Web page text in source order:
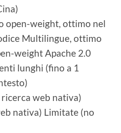
open-weight, ottimo nel
Multilingue, ottimo
weight Apache 2.0
lunghi (fino a 1
web nativa)
nativa) Limitate (no